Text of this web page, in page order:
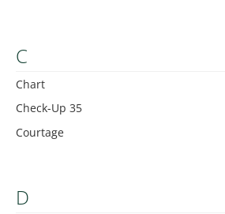
C
Chart
Check-Up 35
Courtage
D